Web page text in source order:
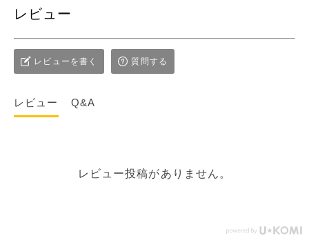
レビュー
レビューを書く 質問する
レビュー Q&A
レビュー投稿がありません。